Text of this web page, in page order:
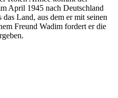
April 1945 nach Deutschland
Land, aus dem er mit seinen
Freund Wadim fordert er die